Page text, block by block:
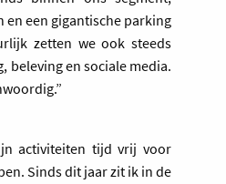
een gigantische parking
zetten we ook steeds
beleving en sociale media.
activiteiten tijd vrij voor
Sinds dit jaar zit ik in de